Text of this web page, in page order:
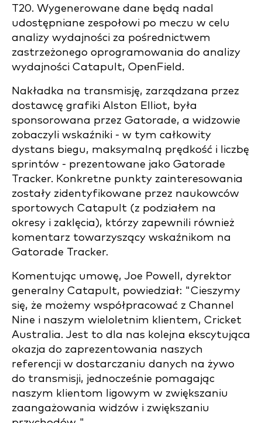
T20. Wygenerowane dane będą nadal
udostępniane zespołowi po meczu w celu
analizy wydajności za pośrednictwem
zastrzeżonego oprogramowania do analizy
wydajności Catapult, OpenField.
Nakładka na transmisję, zarządzana przez
dostawcę grafiki Alston Elliot, była
sponsorowana przez Gatorade, a widzowie
zobaczyli wskaźniki - w tym całkowity
dystans biegu, maksymalną prędkość i liczbę
sprintów - prezentowane jako Gatorade
Tracker. Konkretne punkty zainteresowania
zostały zidentyfikowane przez naukowców
sportowych Catapult (z podziałem na
okresy i zaklęcia), którzy zapewnili również
komentarz towarzyszący wskaźnikom na
Gatorade Tracker.
Komentując umowę, Joe Powell, dyrektor
generalny Catapult, powiedział: "Cieszymy
się, że możemy współpracować z Channel
Nine i naszym wieloletnim klientem, Cricket
Australia. Jest to dla nas kolejna ekscytująca
okazja do zaprezentowania naszych
referencji w dostarczaniu danych na żywo
do transmisji, jednocześnie pomagając
naszym klientom ligowym w zwiększaniu
zaangażowania widzów i zwiększaniu